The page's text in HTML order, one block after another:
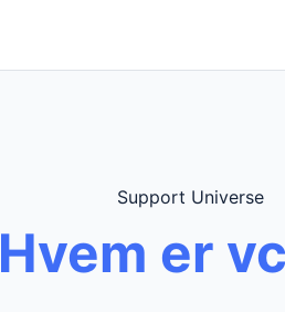
Support Universe
Hvem er